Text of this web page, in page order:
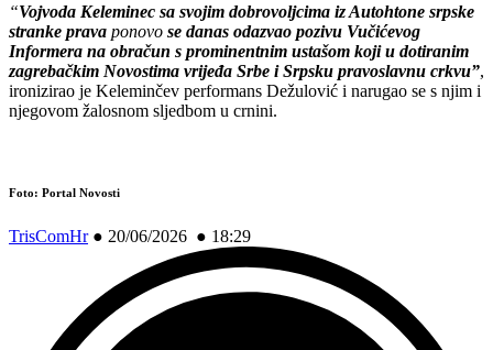
“Vojvoda Keleminec sa svojim dobrovoljcima iz Autohtone srpske
stranke prava ponovo se danas odazvao pozivu Vučićevog
Informera na obračun s prominentnim ustašom koji u dotiranim
zagrebačkim Novostima vrijeđa Srbe i Srpsku pravoslavnu crkvu”,
ironizirao je Keleminčev performans Dežulović i narugao se s njim i
njegovom žalosnom sljedbom u crnini.
Foto: Portal Novosti
TrisComHr● 20/06/2026 ● 18:29